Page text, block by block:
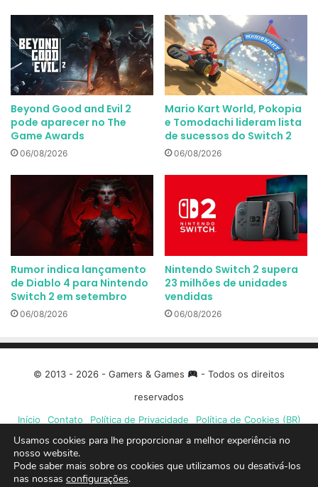
Beyond Good and Evil 2
pode aparecer no The
Game Awards
06/08/2026
Mario Kart World, Pokopia
e Tomodachi lideram lista
de sucessos do Switch 2
06/08/2026
Rumor indica lançamento
de Diablo 4 para Nintendo
Switch 2 em setembro
06/08/2026
Nintendo Switch 2 supera
23 milhões de unidades
vendidas
06/08/2026
© 2013 - 2026 - Gamers & Games
- Todos os direitos
reservados
Início
Contato Política de Privacidade Política de Cookies (BR)
Facebook
X
Usamos cookies para lhe proporcionar a melhor experiência no
nosso website.
Pode saber mais sobre os cookies que utilizamos ou desativá-los
nas nossas configurações.